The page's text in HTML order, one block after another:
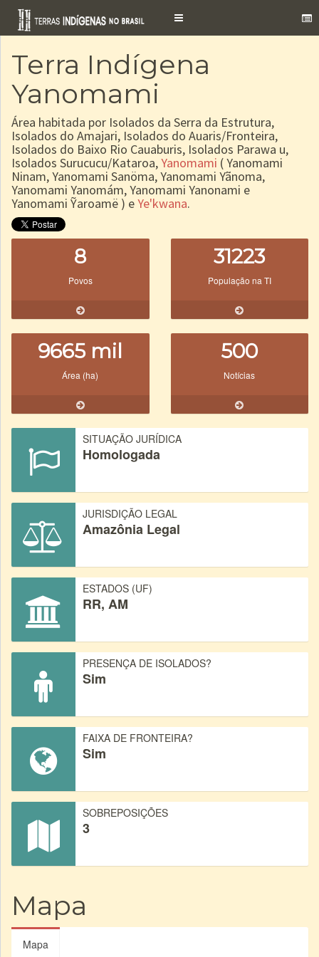
Toggle
Terra Indígena
Yanomami
Área habitada por Isolados da Serra da Estrutura,
Isolados do Amajari, Isolados do Auaris/Fronteira,
Isolados do Baixo Rio Cauaburis, Isolados Parawa u,
Isolados Surucucu/Kataroa,Yanomami ( Yanomami
Ninam, Yanomami Sanöma, Yanomami Yãnoma,
Yanomami Yanomám, Yanomami Yanonami e
Yanomami Ỹaroamë ) eYe'kwana.
8
Povos
31223
População na TI
9665 mil
Área (ha)
500
Notícias
SITUAÇÃO JURÍDICA
Homologada
JURISDIÇÃO LEGAL
Amazônia Legal
ESTADOS (UF)
RR, AM
PRESENÇA DE ISOLADOS?
Sim
FAIXA DE FRONTEIRA?
Sim
SOBREPOSIÇÕES
3
Mapa
Mapa